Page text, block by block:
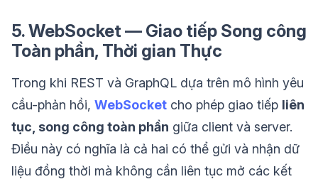
5. WebSocket — Giao tiếp Song công
Toàn phần, Thời gian Thực
Trong khi REST và GraphQL dựa trên mô hình yêu
cầu-phản hồi, WebSocket cho phép giao tiếp liên
tục, song công toàn phần giữa client và server.
Điều này có nghĩa là cả hai có thể gửi và nhận dữ
liệu đồng thời mà không cần liên tục mở các kết